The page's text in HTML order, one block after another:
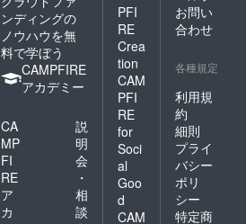
ンディングの
ノウハウを無
料で学ぼう
CAMPFIRE
アカデミー
CA
MP
FI
RE
ア
カ
説
明
会
・
相
談
PFI
RE
Crea
tion
CAM
PFI
RE
for
Soci
al
Goo
d
CAM
お問い
合わせ
各種規定
利用規
約
細則
プライ
バシー
ポリ
シー
特定商